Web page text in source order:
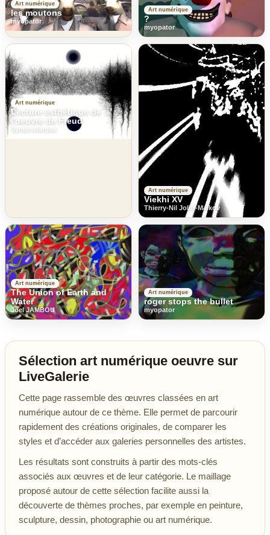
Art numérique
les moutons
myopator
Art numérique
?
myopator
Art numérique
Lecture esthétique de
l'oeuvre de Freud
Symposiarque
Art numérique
Viekhi XV
Thierry-Nil Joliff-Maikov
Art numérique
The Union of Earth and
Water
Joel JAMBOU
Art numérique
roger stops the bullet
myopator
Sélection art numérique oeuvre sur
LiveGalerie
Cette page rassemble des œuvres classées en art
numérique autour de ce thème. Elle permet de parcourir
rapidement des créations originales, de comparer les
styles et d’accéder aux galeries personnelles des artistes.
Les résultats sont construits à partir des mots-clés
associés aux œuvres et de leur catégorie. Le maillage
proposé autour de cette sélection facilite aussi la
découverte de thèmes proches, par exemple en peinture,
sculpture, dessin, photographie ou art numérique.